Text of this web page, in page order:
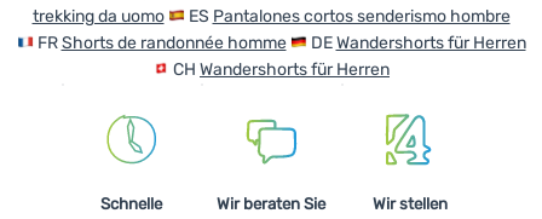
trekking da uomo
ES Pantalones cortos senderismo hombre
FRShorts de randonnée homme DEWandershorts für Herren
CH Wandershorts für Herren
Schnelle
Wir beraten Sie
Wir stellen